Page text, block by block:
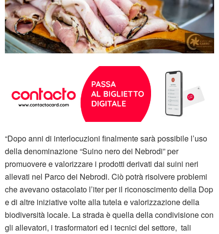
“Dopo anni di interlocuzioni finalmente sarà possibile l’uso
della denominazione “Suino nero dei Nebrodi” per
promuovere e valorizzare i prodotti derivati dai suini neri
allevati nel Parco dei Nebrodi. Ciò potrà risolvere problemi
che avevano ostacolato l’iter per il riconoscimento della Dop
e di altre iniziative volte alla tutela e valorizzazione della
biodiversità locale. La strada è quella della condivisione con
gli allevatori, i trasformatori ed i tecnici del settore, tali